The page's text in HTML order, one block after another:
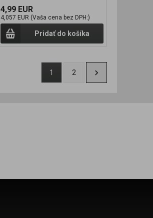
4,99 EUR
4,057 EUR (Vaša cena bez DPH:)
Pridať do košíka
1 2